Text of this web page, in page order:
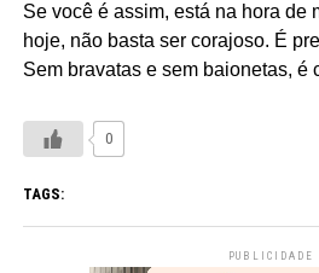
Se você é assim, está na hora de
hoje, não basta ser corajoso. É
Sem bravatas e sem baionetas, é
0
TAGS:
PUBLICIDADE